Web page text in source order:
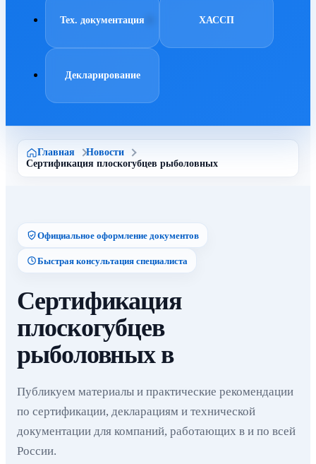
Тех. документация ХАССП
Декларирование
Главная
Новости
Сертификация плоскогубцев рыболовных
Официальное оформление документов
Быстрая консультация специалиста
Сертификация
плоскогубцев
рыболовных в
Публикуем материалы и практические рекомендации
по сертификации, декларациям и технической
документации для компаний, работающих в и по всей
России.